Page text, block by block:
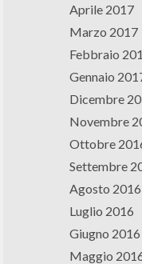
Aprile 2017
Marzo 2017
Febbraio
Gennaio
Dicembre
Novembre
Ottobre
Settembre
Agosto 2016
Luglio 2016
Giugno 2016
Maggio